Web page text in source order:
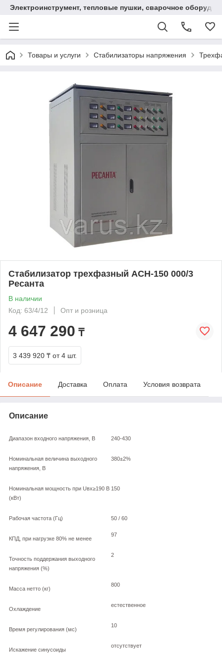
Электроинструмент, тепловые пушки, сварочное
Товары и услуги Стабилизаторы напряжения
Стабилизатор трехфазный АСН-150 000/3
Ресанта
В наличии
Код: 63/4/12
Опт и розница
4 647 290 ₸
3 439 920 ₸ от 4 шт.
Описание Доставка Оплата Условия возврата
Описание
Диапазон входного напряжения, В 240-430
Номинальная величина выходного
напряжения, В
380±2%
Номинальная мощность при Uвх≥190 В
(кВт)
150
Рабочая частота (Гц) 50 / 60
КПД, при нагрузке 80% не менее
97
Точность поддержания выходного
напряжения (%)
2
Масса нетто (кг)
800
Охлаждение
естественное
Время регулирования (мс)
10
Искажение синусоиды
отсутствует